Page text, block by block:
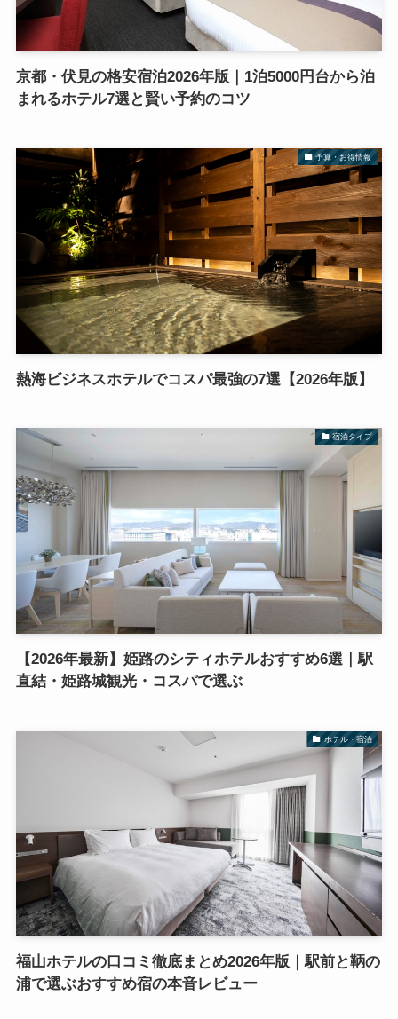
京都・伏見の格安宿泊2026年版｜1泊5000円台から泊
まれるホテル7選と賢い予約のコツ
予算・お得情報
熱海ビジネスホテルでコスパ最強の7選【2026年版】
宿泊タイプ
【2026年最新】姫路のシティホテルおすすめ6選｜駅
直結・姫路城観光・コスパで選ぶ
ホテル・宿泊
福山ホテルの口コミ徹底まとめ2026年版｜駅前と鞆の
浦で選ぶおすすめ宿の本音レビュー